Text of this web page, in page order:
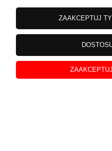
MOJE
ZAAKCEPTUJ